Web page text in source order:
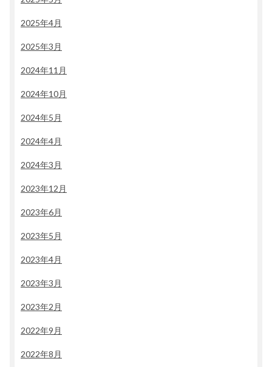
2025年4月
2025年3月
2024年11月
2024年10月
2024年5月
2024年4月
2024年3月
2023年12月
2023年6月
2023年5月
2023年4月
2023年3月
2023年2月
2022年9月
2022年8月